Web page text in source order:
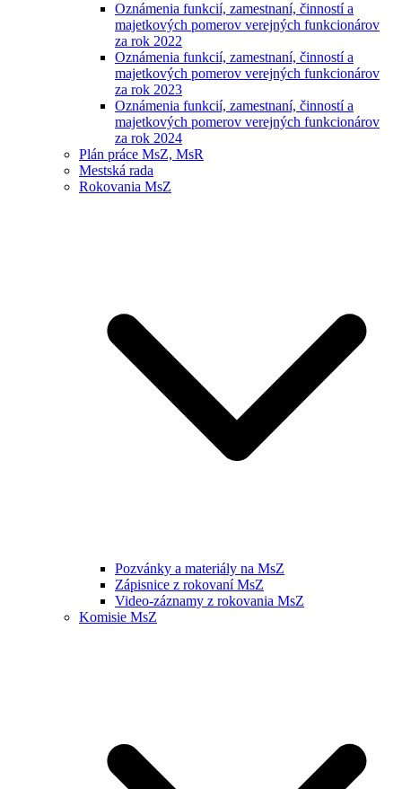
Oznámenia funkcií, zamestnaní, činností a
majetkových pomerov verejných funkcionárov
za rok 2022
Oznámenia funkcií, zamestnaní, činností a
majetkových pomerov verejných funkcionárov
za rok 2023
Oznámenia funkcií, zamestnaní, činností a
majetkových pomerov verejných funkcionárov
za rok 2024
Plán práce MsZ, MsR
Mestská rada
Rokovania MsZ
Pozvánky a materiály na MsZ
Zápisnice z rokovaní MsZ
Video-záznamy z rokovania MsZ
Komisie MsZ